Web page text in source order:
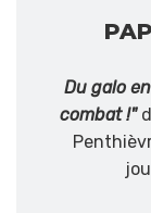
Du galo
combat !"